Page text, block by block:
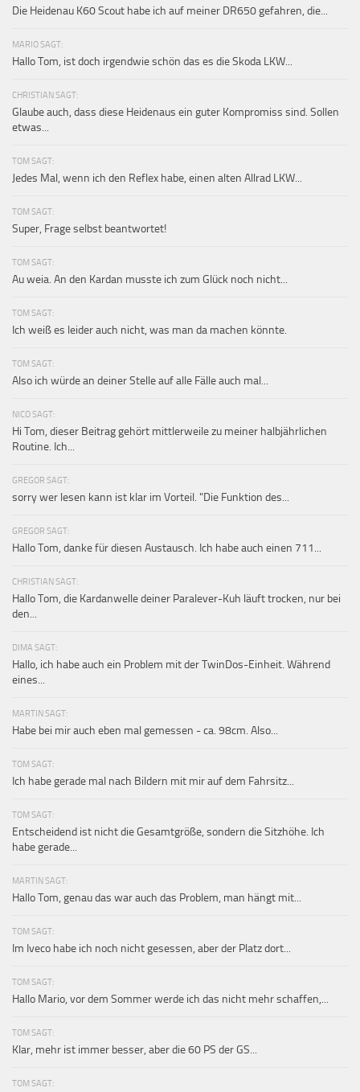
Die Heidenau K60 Scout habe ich auf meiner DR650 gefahren, die...
MARIO SAGT:
Hallo Tom, ist doch irgendwie schön das es die Skoda LKW...
CHRISTIAN SAGT:
Glaube auch, dass diese Heidenaus ein guter Kompromiss sind. Sollen
etwas...
TOM SAGT:
Jedes Mal, wenn ich den Reflex habe, einen alten Allrad LKW...
TOM SAGT:
Super, Frage selbst beantwortet!
TOM SAGT:
Au weia. An den Kardan musste ich zum Glück noch nicht...
TOM SAGT:
Ich weiß es leider auch nicht, was man da machen könnte.
TOM SAGT:
Also ich würde an deiner Stelle auf alle Fälle auch mal...
NICO SAGT:
Hi Tom, dieser Beitrag gehört mittlerweile zu meiner halbjährlichen
Routine. Ich...
GREGOR SAGT:
sorry wer lesen kann ist klar im Vorteil. "Die Funktion des...
GREGOR SAGT:
Hallo Tom, danke für diesen Austausch. Ich habe auch einen 711...
CHRISTIAN SAGT:
Hallo Tom, die Kardanwelle deiner Paralever-Kuh läuft trocken, nur bei
den...
DIMA SAGT:
Hallo, ich habe auch ein Problem mit der TwinDos-Einheit. Während
eines...
MARTIN SAGT:
Habe bei mir auch eben mal gemessen - ca. 98cm. Also...
TOM SAGT:
Ich habe gerade mal nach Bildern mit mir auf dem Fahrsitz...
TOM SAGT:
Entscheidend ist nicht die Gesamtgröße, sondern die Sitzhöhe. Ich
habe gerade...
MARTIN SAGT:
Hallo Tom, genau das war auch das Problem, man hängt mit...
TOM SAGT:
Im Iveco habe ich noch nicht gesessen, aber der Platz dort...
TOM SAGT:
Hallo Mario, vor dem Sommer werde ich das nicht mehr schaffen,...
TOM SAGT:
Klar, mehr ist immer besser, aber die 60 PS der GS...
TOM SAGT: